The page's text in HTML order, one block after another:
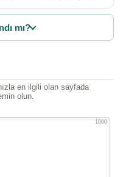
mı?
en ilgili olan sayfada
olun.
1000